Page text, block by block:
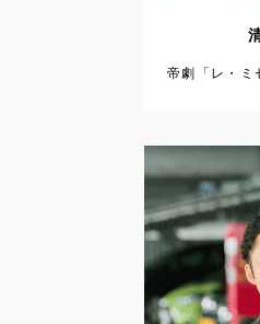
帝劇「レ・ミ